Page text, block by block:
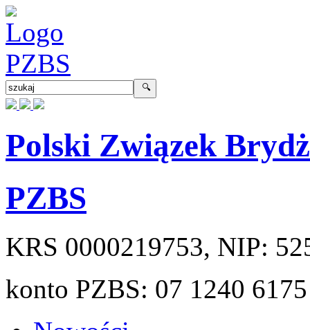
Polski Związek
PZBS
KRS 0000219753, NIP:
konto PZBS: 07 1240